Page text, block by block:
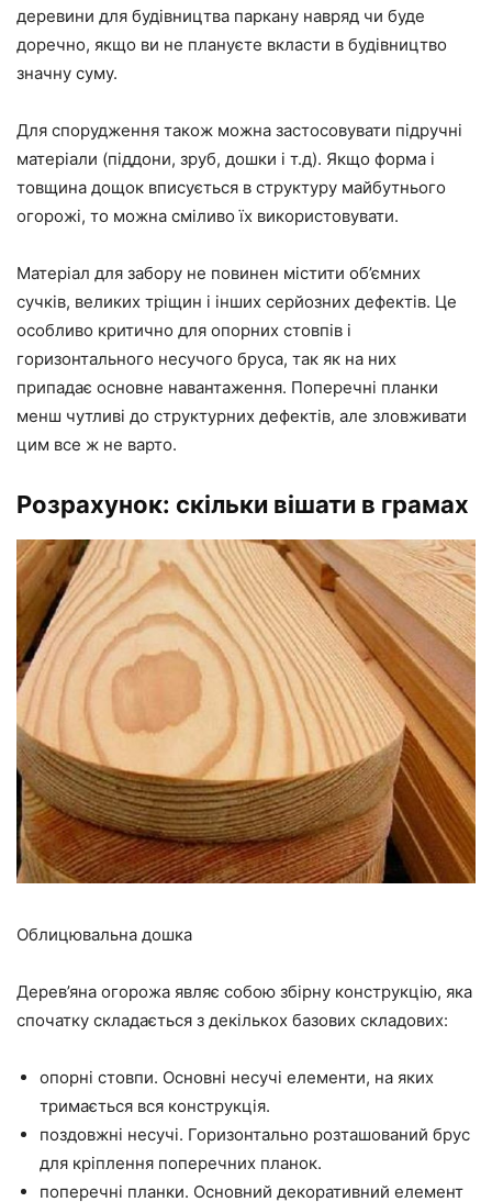
деревини для будівництва паркану навряд чи буде
доречно, якщо ви не плануєте вкласти в будівництво
значну суму.
Для спорудження також можна застосовувати підручні
матеріали (піддони, зруб, дошки і т.д). Якщо форма і
товщина дощок вписується в структуру майбутнього
огорожі, то можна сміливо їх використовувати.
Матеріал для забору не повинен містити об’ємних
сучків, великих тріщин і інших серйозних дефектів. Це
особливо критично для опорних стовпів і
горизонтального несучого бруса, так як на них
припадає основне навантаження. Поперечні планки
менш чутливі до структурних дефектів, але зловживати
цим все ж не варто.
Розрахунок: скільки вішати в грамах
Облицювальна дошка
Дерев’яна огорожа являє собою збірну конструкцію, яка
спочатку складається з декількох базових складових:
опорні стовпи. Основні несучі елементи, на яких
тримається вся конструкція.
поздовжні несучі. Горизонтально розташований брус
для кріплення поперечних планок.
поперечні планки. Основний декоративний елемент